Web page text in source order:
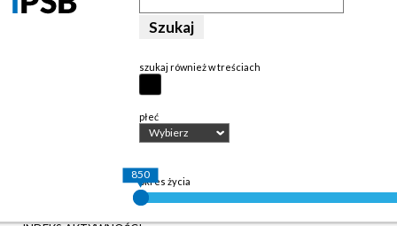
szukaj również w treściach
płeć
Wybierz
okres życia
850